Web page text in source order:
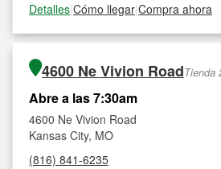
Detalles|Cómo llegar|Compra ahora
4600 Ne Vivion RoadTienda
Abre a las 7:30am
4600 Ne Vivion Road
Kansas City, MO
(816) 841-6235